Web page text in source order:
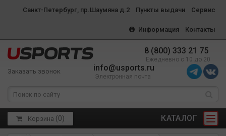
Санкт-Петербург, пр.Шаумяна д.2 Пункты выдачи Сервис
Информация Контакты
8 (800) 333 21 75
Ежедневно с 10 до 20
Заказать звонок info@usports.ru
Электронная почта
КАТАЛОГ
Корзина (0)